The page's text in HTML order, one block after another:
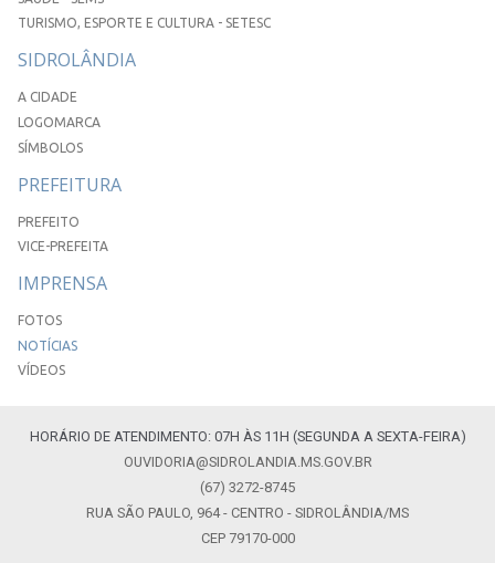
TURISMO, ESPORTE E CULTURA - SETESC
SIDROLÂNDIA
A CIDADE
LOGOMARCA
SÍMBOLOS
PREFEITURA
PREFEITO
VICE-PREFEITA
IMPRENSA
FOTOS
NOTÍCIAS
VÍDEOS
HORÁRIO DE ATENDIMENTO: 07H ÀS 11H (SEGUNDA A SEXTA-FEIRA)
OUVIDORIA@SIDROLANDIA.MS.GOV.BR
(67) 3272-8745
RUA SÃO PAULO, 964 - CENTRO - SIDROLÂNDIA/MS
CEP 79170-000